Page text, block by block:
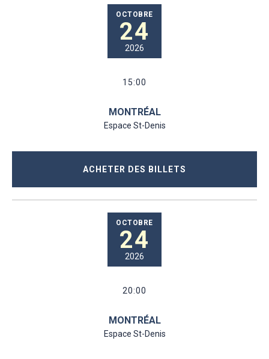
OCTOBRE
24
2026
15:00
MONTRÉAL
Espace St-Denis
ACHETER DES BILLETS
OCTOBRE
24
2026
20:00
MONTRÉAL
Espace St-Denis